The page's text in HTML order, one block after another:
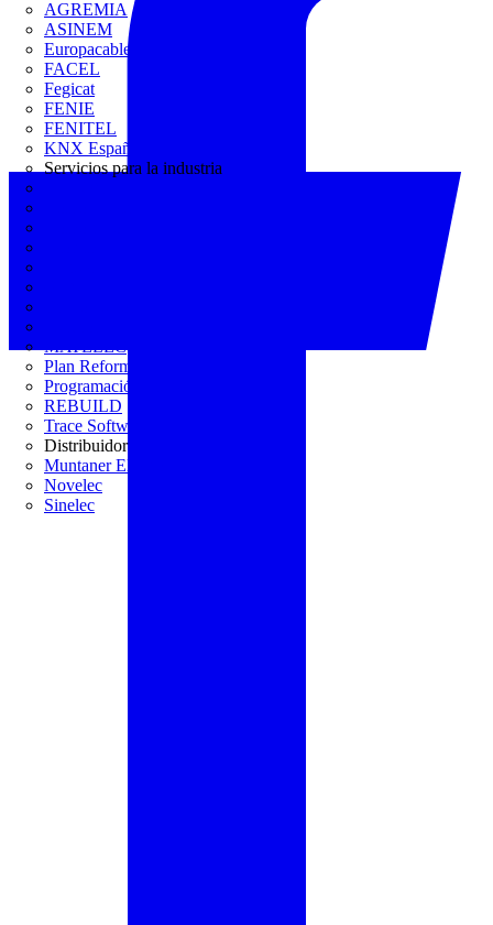
AGREMIA
ASINEM
Europacable
FACEL
Fegicat
FENIE
FENITEL
KNX España
Servicios para la industria
MATELEC
Plan Reforma
Programación Integral
REBUILD
Trace Software
Distribuidor
Muntaner Electro
Novelec
Sinelec